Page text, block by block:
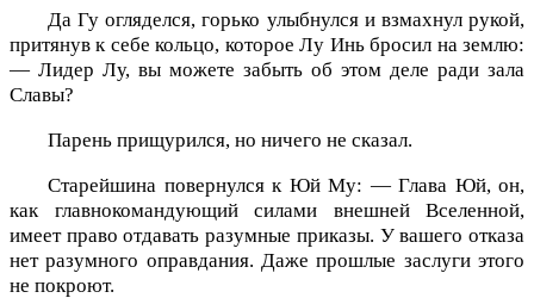
Да Гу огляделся, горько улыбнулся и взмахнул рукой,
притянув к себе кольцо, которое Лу Инь бросил на землю:
— Лидер Лу, вы можете забыть об этом деле ради зала
Славы?
Парень прищурился, но ничего не сказал.
Старейшина повернулся к Юй Му: — Глава Юй, он,
как главнокомандующий силами внешней Вселенной,
имеет право отдавать разумные приказы. У вашего отказа
нет разумного оправдания. Даже прошлые заслуги этого
не покроют.